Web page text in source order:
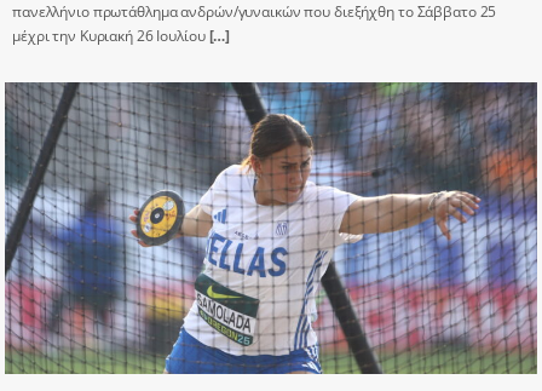
πανελλήνιο πρωτάθλημα ανδρών/γυναικών που διεξήχθη το Σάββατο 25
μέχρι την Κυριακή 26 Ιουλίου[…]